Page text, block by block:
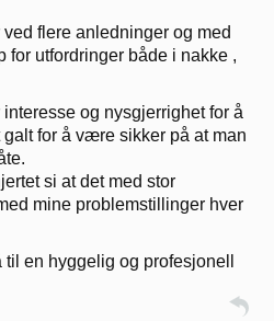
flere anledninger og med
utfordringer både i nakke ,
og nysgjerrighet for å
for å være sikker på at man
si at det med stor
mine problemstillinger hver
en hyggelig og profesjonell